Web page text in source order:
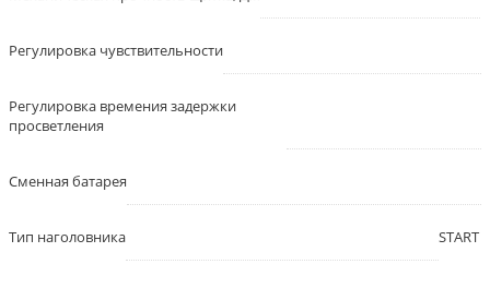
Регулировка чувствительности
Регулировка времения задержки
просветления
Сменная батарея
Тип наголовника START